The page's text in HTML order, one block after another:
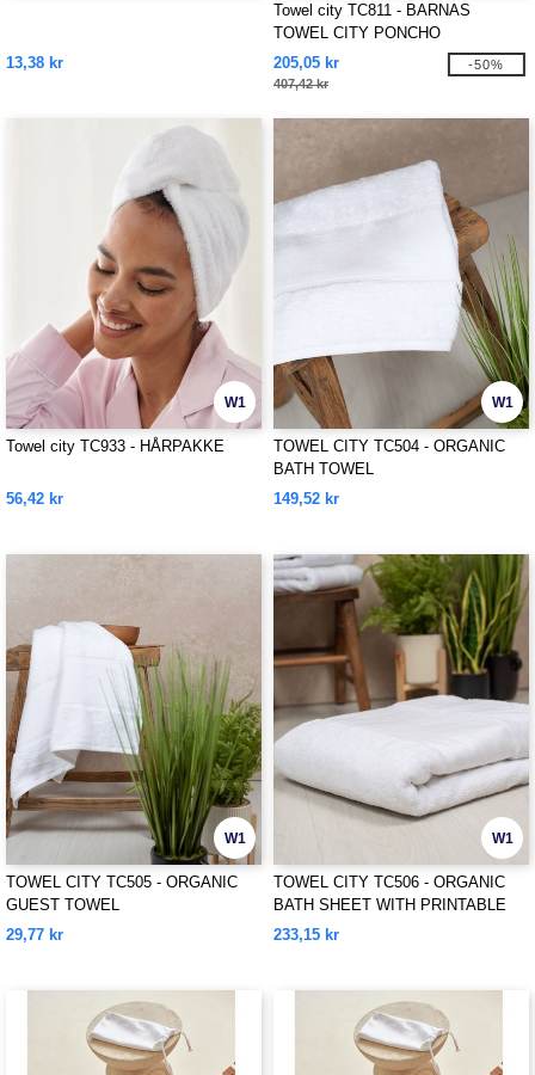
13,38 kr
Towel city TC811 - BARNAS
TOWEL CITY PONCHO
205,05 kr
407,42 kr
-50%
W1
Towel city TC933 - HÅRPAKKE
56,42 kr
W1
TOWEL CITY TC504 - ORGANIC
BATH TOWEL
149,52 kr
W1
TOWEL CITY TC505 - ORGANIC
GUEST TOWEL
29,77 kr
W1
TOWEL CITY TC506 - ORGANIC
BATH SHEET WITH PRINTABLE
BORDER
233,15 kr